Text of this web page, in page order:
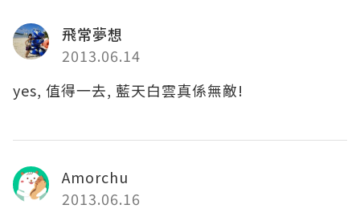
飛常夢想
2013.06.14
yes, 值得一去, 藍天白雲真係無敵!
Amorchu
2013.06.16